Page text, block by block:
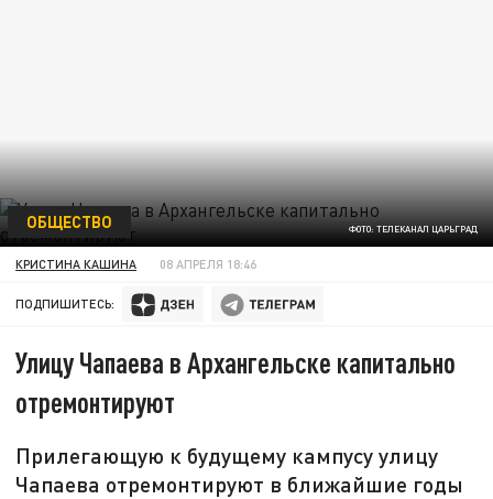
ФОТО: ТЕЛЕКАНАЛ ЦАРЬГРАД
ОБЩЕСТВО
КРИСТИНА КАШИНА 08 АПРЕЛЯ 18:46
ПОДПИШИТЕСЬ:
Улицу Чапаева в Архангельске капитально
отремонтируют
Прилегающую к будущему кампусу улицу
Чапаева отремонтируют в ближайшие годы